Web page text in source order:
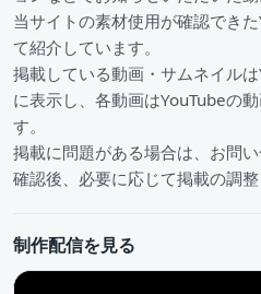
当サイトの素材使用が確認でき
て紹介しています。
掲載している動画・サムネイル
に表示し、各動画はYouTubeの
す。
掲載に問題がある場合は、お問
確認後、必要に応じて掲載の調整
制作配信を見る